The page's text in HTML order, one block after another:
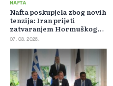
NAFTA
Nafta poskupjela zbog novih
tenzija: Iran prijeti
zatvaranjem Hormuškog
moreuza
07. 08. 2026.